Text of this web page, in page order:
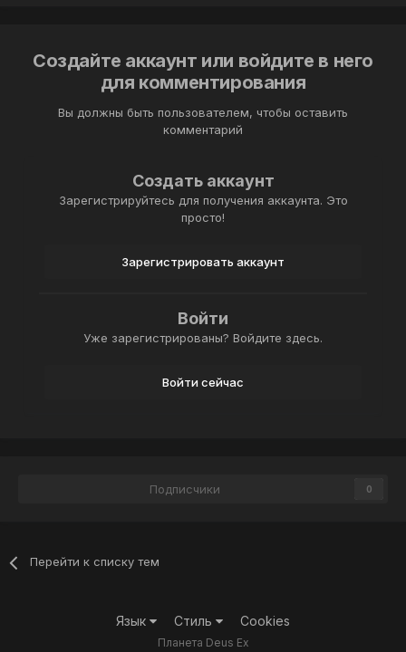
Создайте аккаунт или войдите в него
для комментирования
Вы должны быть пользователем, чтобы оставить
комментарий
Создать аккаунт
Зарегистрируйтесь для получения аккаунта. Это
просто!
Зарегистрировать аккаунт
Войти
Уже зарегистрированы? Войдите здесь.
Войти сейчас
Подписчики 0
Перейти к списку тем
Язык Стиль Cookies
Планета Deus Ex